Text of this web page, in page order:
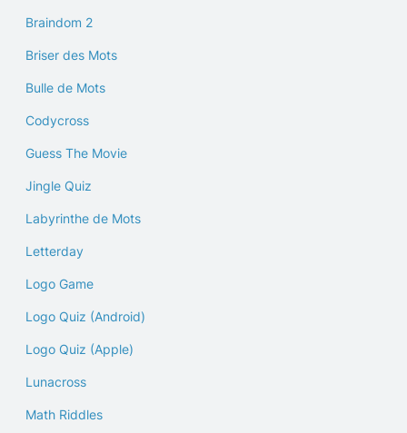
Braindom 2
Briser des Mots
Bulle de Mots
Codycross
Guess The Movie
Jingle Quiz
Labyrinthe de Mots
Letterday
Logo Game
Logo Quiz (Android)
Logo Quiz (Apple)
Lunacross
Math Riddles